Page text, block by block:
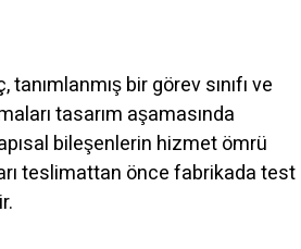
bir görev sınıfı ve
tasarım aşamasında
bileşenlerin hizmet ömrü
teslimattan önce fabrikada test